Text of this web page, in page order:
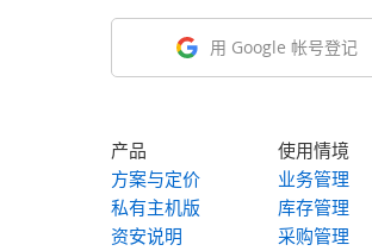
用 Google 帐号登记
产品
方案与定价
私有主机版
资安说明
使用情境
业务管理
库存管理
采购管理